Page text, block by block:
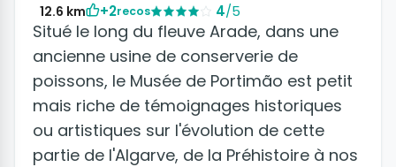
12.6 km +2recos 4/5
Situé le long du fleuve Arade, dans une
ancienne usine de conserverie de
poissons, le Musée de Portimão est petit
mais riche de témoignages historiques
ou artistiques sur l'évolution de cette
partie de l'Algarve, de la Préhistoire à nos